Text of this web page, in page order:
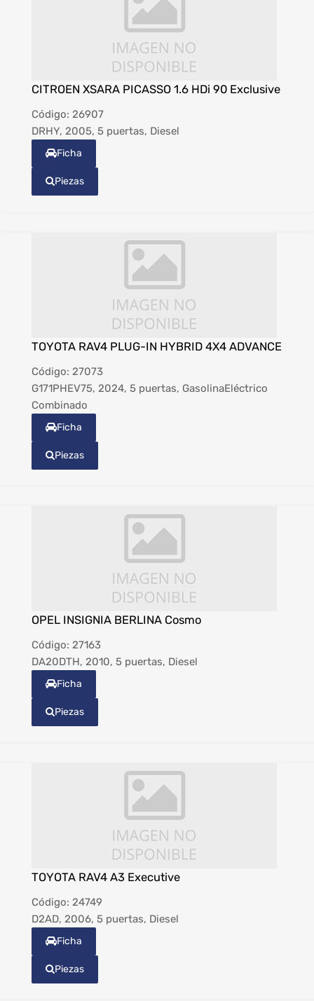
CITROEN XSARA PICASSO 1.6 HDi 90 Exclusive
Código: 26907
DRHY, 2005, 5 puertas, Diesel
Ficha
Piezas
TOYOTA RAV4 PLUG-IN HYBRID 4X4 ADVANCE
Código: 27073
G171PHEV75, 2024, 5 puertas, GasolinaEléctrico
Combinado
Ficha
Piezas
OPEL INSIGNIA BERLINA Cosmo
Código: 27163
DA20DTH, 2010, 5 puertas, Diesel
Ficha
Piezas
TOYOTA RAV4 A3 Executive
Código: 24749
D2AD, 2006, 5 puertas, Diesel
Ficha
Piezas